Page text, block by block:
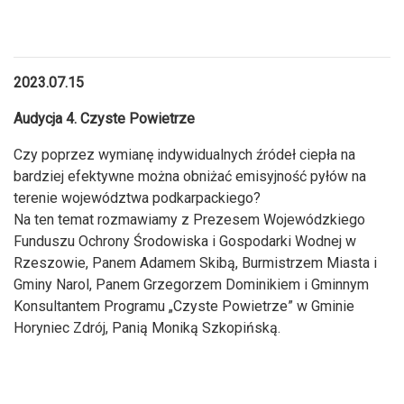
2023.07.15
Audycja 4. Czyste Powietrze
Czy poprzez wymianę indywidualnych źródeł ciepła na
bardziej efektywne można obniżać emisyjność pyłów na
terenie województwa podkarpackiego?
Na ten temat rozmawiamy z Prezesem Wojewódzkiego
Funduszu Ochrony Środowiska i Gospodarki Wodnej w
Rzeszowie, Panem Adamem Skibą, Burmistrzem Miasta i
Gminy Narol, Panem Grzegorzem Dominikiem i Gminnym
Konsultantem Programu „Czyste Powietrze” w Gminie
Horyniec Zdrój, Panią Moniką Szkopińską.